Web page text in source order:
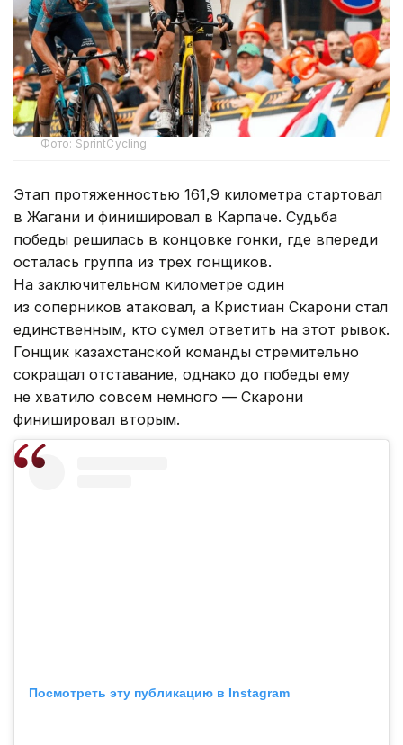
Фото: SprintCycling
Этап протяженностью 161,9 километра стартовал
в Жагани и финишировал в Карпаче. Судьба
победы решилась в концовке гонки, где впереди
осталась группа из трех гонщиков.
На заключительном километре один
из соперников атаковал, а Кристиан Скарони стал
единственным, кто сумел ответить на этот рывок.
Гонщик казахстанской команды стремительно
сокращал отставание, однако до победы ему
не хватило совсем немного — Скарони
финишировал вторым.
Посмотреть эту публикацию в Instagram